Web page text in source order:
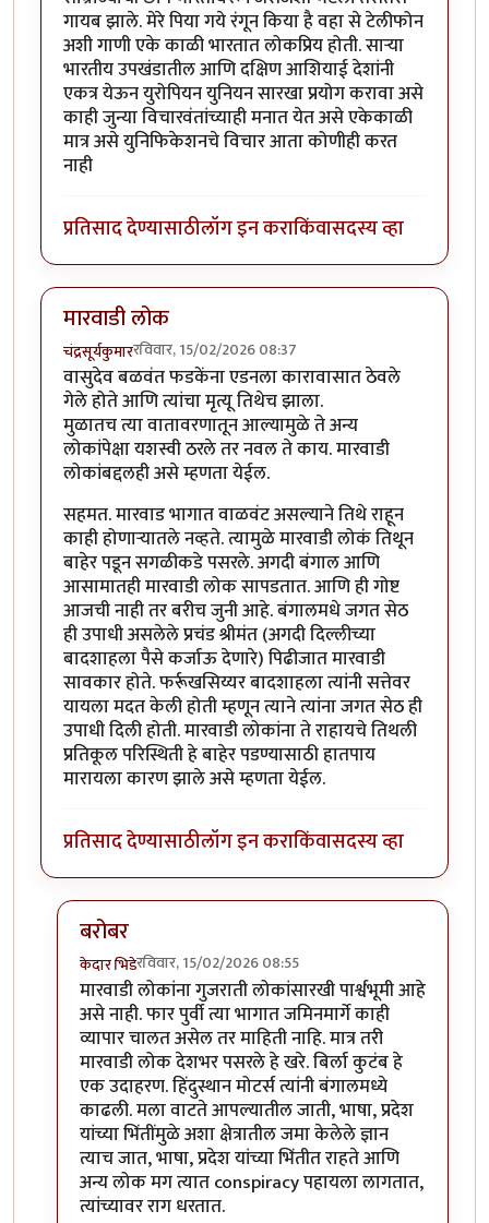
गायब झाले. मेरे पिया गये रंगून किया है वहा से टेलीफोन
अशी गाणी एके काळी भारतात लोकप्रिय होती. साऱ्या
भारतीय उपखंडातील आणि दक्षिण आशियाई देशांनी
एकत्र येऊन युरोपियन युनियन सारखा प्रयोग करावा असे
काही जुन्या विचारवंतांच्याही मनात येत असे एकेकाळी
मात्र असे युनिफिकेशनचे विचार आता कोणीही करत
नाही
प्रतिसाद देण्यासाठीलॉग इन कराकिंवासदस्य व्हा
मारवाडी लोक
चंद्रसूर्यकुमाररविवार, 15/02/2026 08:37
वासुदेव बळवंत फडकेंना एडनला कारावासात ठेवले
गेले होते आणि त्यांचा मृत्यू तिथेच झाला.
मुळातच त्या वातावरणातून आल्यामुळे ते अन्य
लोकांपेक्षा यशस्वी ठरले तर नवल ते काय. मारवाडी
लोकांबद्दलही असे म्हणता येईल.
सहमत. मारवाड भागात वाळवंट असल्याने तिथे राहून
काही होणार्‍यातले नव्हते. त्यामुळे मारवाडी लोकं तिथून
बाहेर पडून सगळीकडे पसरले. अगदी बंगाल आणि
आसामातही मारवाडी लोक सापडतात. आणि ही गोष्ट
आजची नाही तर बरीच जुनी आहे. बंगालमधे जगत सेठ
ही उपाधी असलेले प्रचंड श्रीमंत (अगदी दिल्लीच्या
बादशाहला पैसे कर्जाऊ देणारे) पिढीजात मारवाडी
सावकार होते. फर्रूखसिय्यर बादशाहला त्यांनी सत्तेवर
यायला मदत केली होती म्हणून त्याने त्यांना जगत सेठ ही
उपाधी दिली होती. मारवाडी लोकांना ते राहायचे तिथली
प्रतिकूल परिस्थिती हे बाहेर पडण्यासाठी हातपाय
मारायला कारण झाले असे म्हणता येईल.
प्रतिसाद देण्यासाठीलॉग इन कराकिंवासदस्य व्हा
बरोबर
केदार भिडेरविवार, 15/02/2026 08:55
In reply toमारवाडी लोकbyचंद्रसूर्यकुमार
मारवाडी लोकांना गुजराती लोकांसारखी पार्श्वभूमी आहे
असे नाही. फार पुर्वी त्या भागात जमिनमार्गे काही
व्यापार चालत असेल तर माहिती नाहि. मात्र तरी
मारवाडी लोक देशभर पसरले हे खरे. बिर्ला कुटंब हे
एक उदाहरण. हिंदुस्थान मोटर्स त्यांनी बंगालमध्ये
काढली. मला वाटते आपल्यातील जाती, भाषा, प्रदेश
यांच्या भिंतींमुळे अशा क्षेत्रातील जमा केलेले ज्ञान
त्याच जात, भाषा, प्रदेश यांच्या भिंतीत राहते आणि
अन्य लोक मग त्यात conspiracy पहायला लागतात,
त्यांच्यावर राग धरतात.